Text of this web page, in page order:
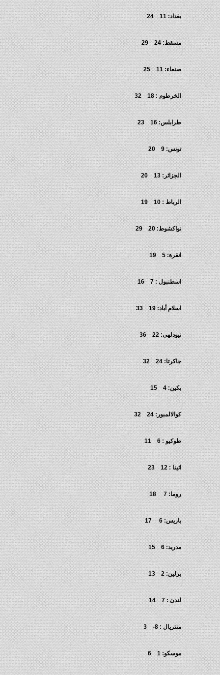
بغداد: 11 24
مسقط: 24 29
صنعاء: 11 25
الخرطوم : 18 32
طرابلس: 16 23
تونس: 9 20
الجزائر: 13 20
الرباط : 10 19
نواكشوط: 20 29
انقرة: 5 19
اسطنبول : 7 16
اسلام أباد: 19 33
نيودلهى: 22 36
جاكرتا: 24 32
بكين: 4 15
كوالالمبور: 24 32
طوكيو : 6 11
اثينا : 12 23
روما: 7 18
باريس: 6 17
مدريد: 6 15
برلين: 2 13
لندن : 7 14
منتريال : 8- 3
موسكو: 1 6